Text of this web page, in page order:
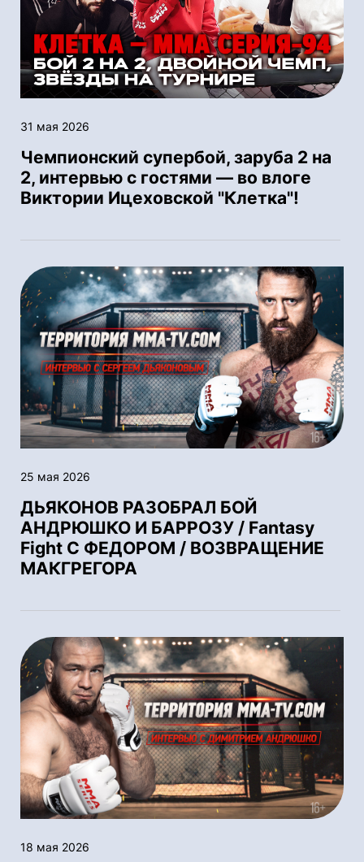
31 мая 2026
Чемпионский супербой, заруба 2 на
2, интервью с гостями — во влоге
Виктории Ицеховской "Клетка"!
25 мая 2026
ДЬЯКОНОВ РАЗОБРАЛ БОЙ
АНДРЮШКО И БАРРОЗУ / Fantasy
Fight С ФЕДОРОМ / ВОЗВРАЩЕНИЕ
МАКГРЕГОРА
18 мая 2026